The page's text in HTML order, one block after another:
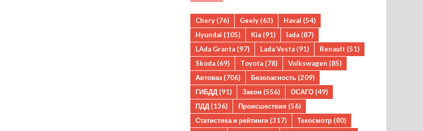
Chery (76) Geely (63) Haval (54)
Hyundai (105) Kia (91) lada (87)
LAda Granta (97) Lada Vesta (91) Renault (51)
Skoda (69) Toyota (78) Volkswagen (85)
Автоваз (706) Безопасность (209)
ГИБДД (91) Закон (556) ОСАГО (49)
ПДД (136) Происшествия (56)
Статистика и рейтинги (317) Техосмотр (80)